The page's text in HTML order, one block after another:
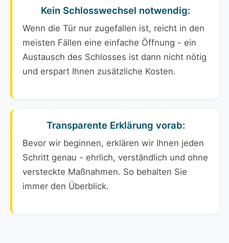
Kein Schlosswechsel notwendig:
Wenn die Tür nur zugefallen ist, reicht in den
meisten Fällen eine einfache Öffnung - ein
Austausch des Schlosses ist dann nicht nötig
und erspart Ihnen zusätzliche Kosten.
Transparente Erklärung vorab:
Bevor wir beginnen, erklären wir Ihnen jeden
Schritt genau - ehrlich, verständlich und ohne
versteckte Maßnahmen. So behalten Sie
immer den Überblick.